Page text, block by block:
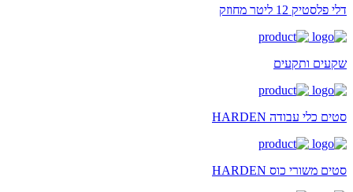
דלי פלסטיק 12 ליטר מחוזק
שקעים ותקעים
סטים כלי עבודה HARDEN
סטים משורי כוס HARDEN